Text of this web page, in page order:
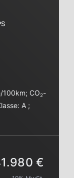
100km;CO2-
A ;
€